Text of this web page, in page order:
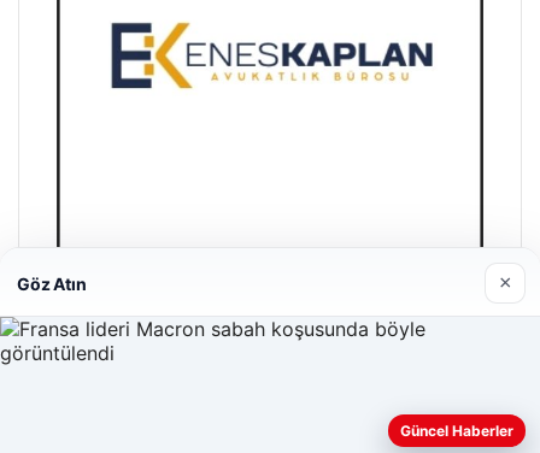
Enes Kaplan Avukatlık Bürosu
28/04/2026
Web sitemizi nasıl kullandığınızı daha iyi anlayabilmek,
Göz Atın ×
Güncel Haberler